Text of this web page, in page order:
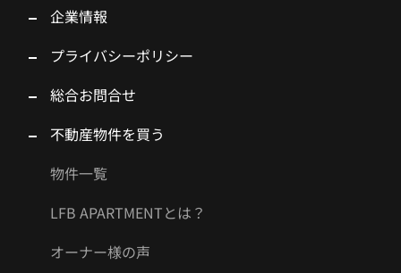
企業情報
プライバシーポリシー
総合お問合せ
不動産物件を買う
物件一覧
LFB APARTMENTとは？
オーナー様の声